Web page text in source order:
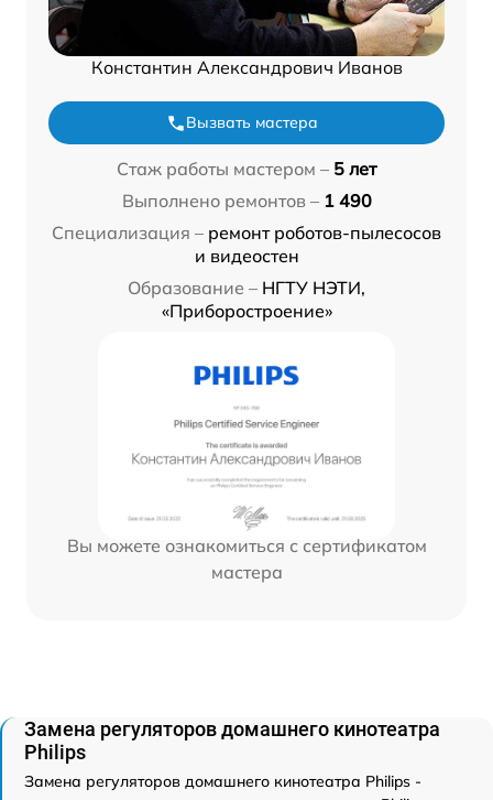
Константин Александрович Иванов
Вызвать мастера
Стаж работы мастером – 5 лет
Выполнено ремонтов – 1 490
Специализация – ремонт роботов-пылесосов
и видеостен
Образование – НГТУ НЭТИ,
«Приборостроение»
Вы можете ознакомиться с сертификатом
мастера
Замена регуляторов домашнего кинотеатра
Philips
Замена регуляторов домашнего кинотеатра Philips -